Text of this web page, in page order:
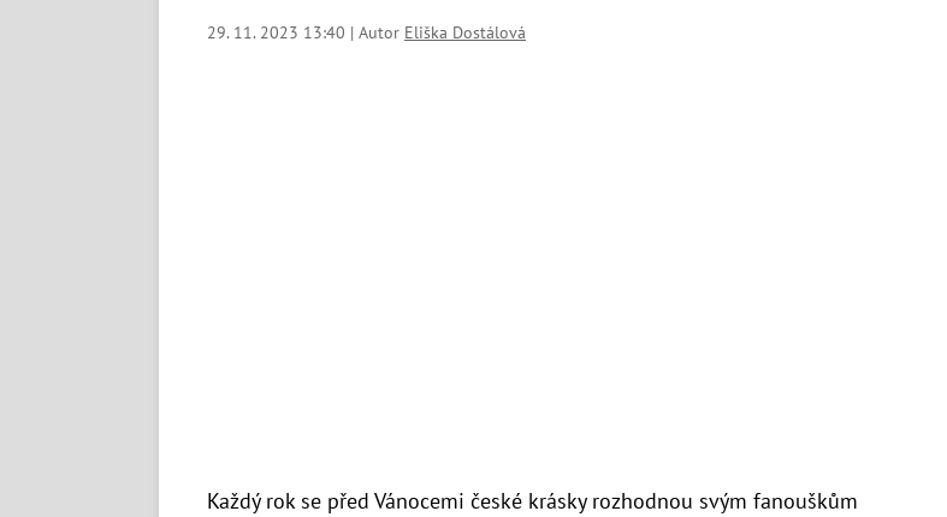
29. 11. 2023 13:40 | Autor Eliška Dostálová
Každý rok se před Vánocemi české krásky rozhodnou svým fanouškům